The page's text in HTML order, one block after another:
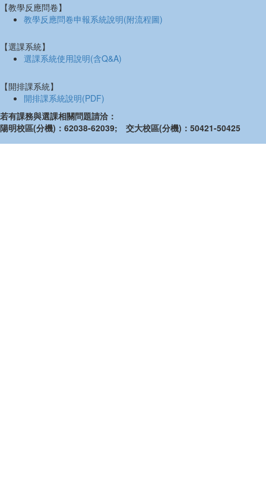
【教學反應問卷】
教學反應問卷申報系統說明(附流程圖)
【選課系統】
選課系統使用說明(含Q&A)
【開排課系統】
開排課系統說明(PDF)
若有課務與選課相關問題請洽：
陽明校區(分機)：62038-62039; 交大校區(分機)：50421-50425